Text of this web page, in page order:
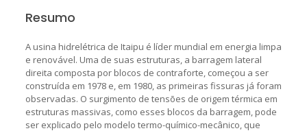
Resumo
A usina hidrelétrica de Itaipu é líder mundial em energia limpa
e renovável. Uma de suas estruturas, a barragem lateral
direita composta por blocos de contraforte, começou a ser
construída em 1978 e, em 1980, as primeiras fissuras já foram
observadas. O surgimento de tensões de origem térmica em
estruturas massivas, como esses blocos da barragem, pode
ser explicado pelo modelo termo-químico-mecânico, que